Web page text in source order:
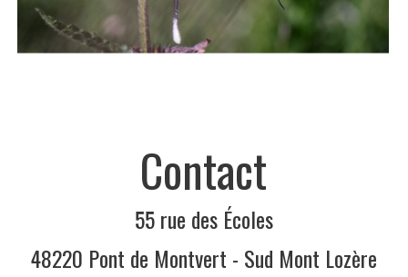
Contact
55 rue des Écoles
48220 Pont de Montvert - Sud Mont Lozère